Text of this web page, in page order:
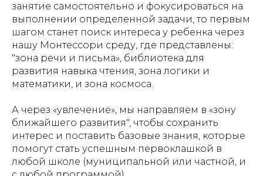
занятие самостоятельно и фокусироваться на
выполнении определенной задачи, то первым
шагом станет поиск интереса у ребенка через
нашу Монтессори среду, где представлены:
"зона речи и письма», библиотека для
развития навыка чтения, зона логики и
математики, и зона космоса.
А через «увлечение», мы направляем в «зону
ближайшего развития", чтобы сохранить
интерес и поставить базовые знания, которые
помогут стать успешным первоклашкой в
любой школе (муниципальной или частной, и